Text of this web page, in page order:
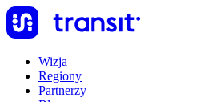
Wizja
Regiony
Partnerzy